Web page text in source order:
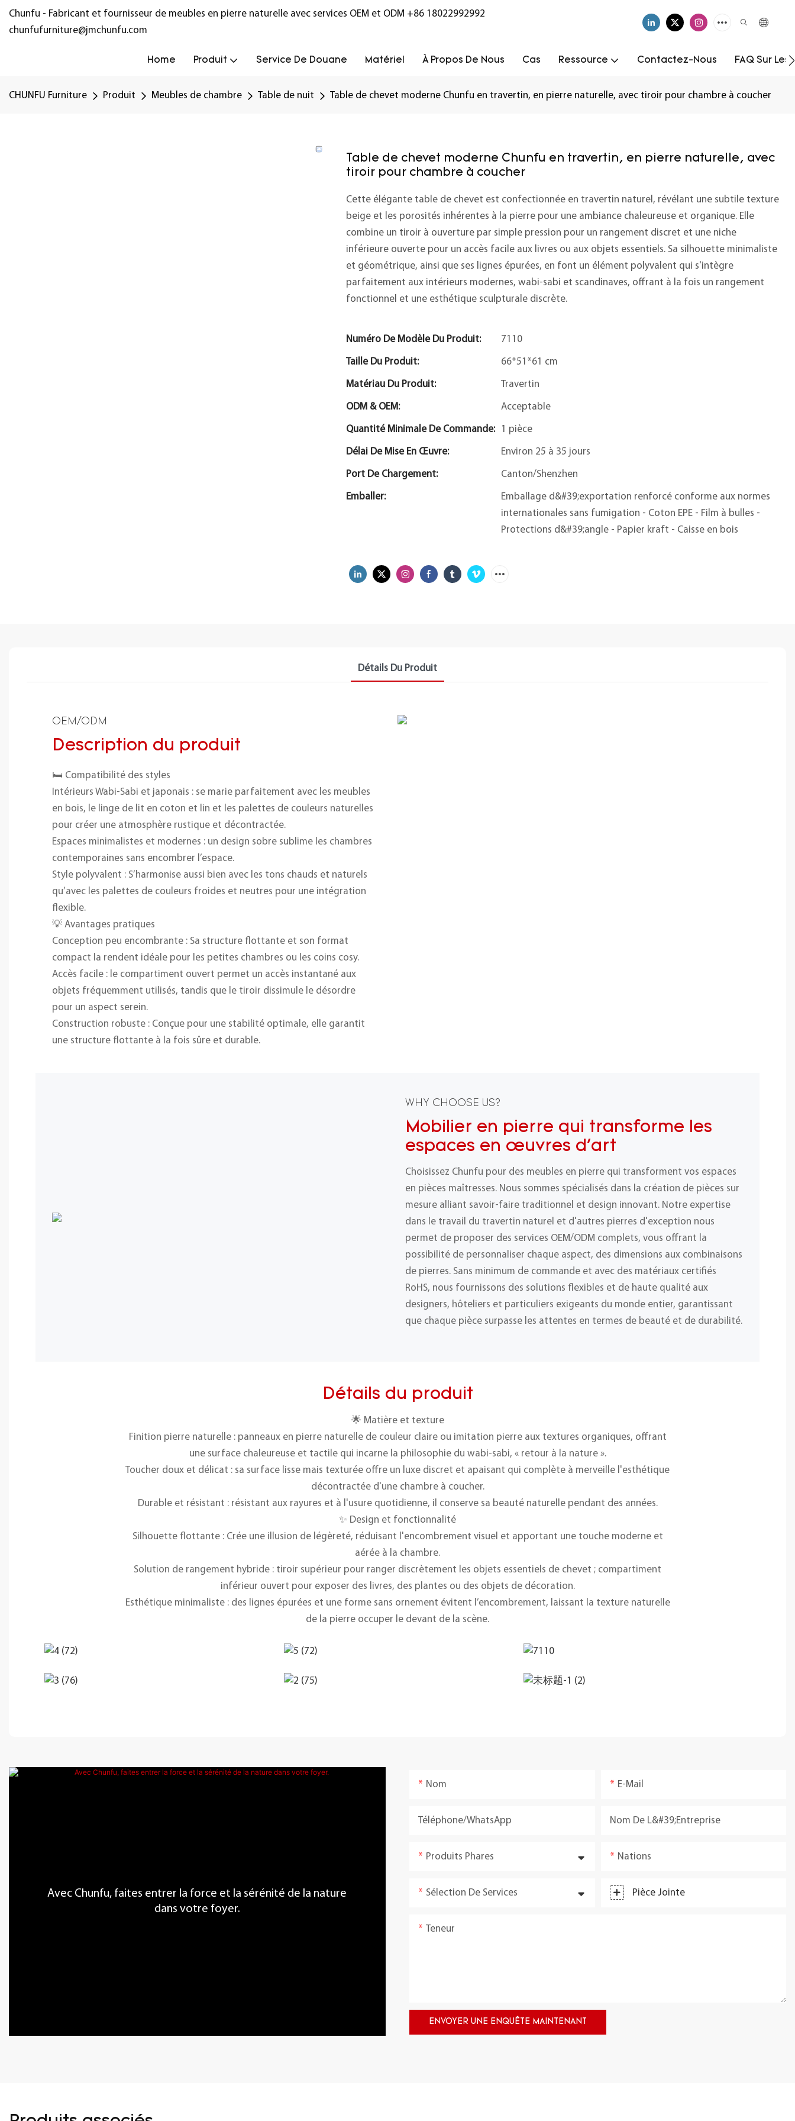
Chunfu - Fabricant et fournisseur de meubles en pierre naturelle avec services OEM et ODM +86 18022992992
chunfufurniture@jmchunfu.com
Home Produit Service De Douane Matériel À Propos De Nous Cas Ressource Contactez-Nous FAQ Sur
CHUNFU Furniture Produit Meubles de chambre Table de nuit Table de chevet moderne Chunfu en travertin, en pierre naturelle, avec tiroir pour chambre à coucher
Table de chevet moderne Chunfu en travertin, en pierre naturelle, avec
tiroir pour chambre à coucher
Cette élégante table de chevet est confectionnée en travertin naturel, révélant une subtile texture
beige et les porosités inhérentes à la pierre pour une ambiance chaleureuse et organique. Elle
combine un tiroir à ouverture par simple pression pour un rangement discret et une niche
inférieure ouverte pour un accès facile aux livres ou aux objets essentiels. Sa silhouette minimaliste
et géométrique, ainsi que ses lignes épurées, en font un élément polyvalent qui s'intègre
parfaitement aux intérieurs modernes, wabi-sabi et scandinaves, offrant à la fois un rangement
fonctionnel et une esthétique sculpturale discrète.
Numéro De Modèle Du Produit: 7110
Taille Du Produit: 66*51*61 cm
Matériau Du Produit: Travertin
ODM & OEM: Acceptable
Quantité Minimale De Commande: 1 pièce
Délai De Mise En Œuvre: Environ 25 à 35 jours
Port De Chargement: Canton/Shenzhen
Emballer:
Emballage d&#39;exportation renforcé conforme aux normes
internationales sans fumigation - Coton EPE - Film à bulles -
Protections d&#39;angle - Papier kraft - Caisse en bois
Détails Du Produit
OEM/ODM
Description du produit
🛏️ Compatibilité des styles
Intérieurs Wabi-Sabi et japonais : se marie parfaitement avec les meubles
en bois, le linge de lit en coton et lin et les palettes de couleurs naturelles
pour créer une atmosphère rustique et décontractée.
Espaces minimalistes et modernes : un design sobre sublime les chambres
contemporaines sans encombrer l’espace.
Style polyvalent : S’harmonise aussi bien avec les tons chauds et naturels
qu’avec les palettes de couleurs froides et neutres pour une intégration
flexible.
💡 Avantages pratiques
Conception peu encombrante : Sa structure flottante et son format
compact la rendent idéale pour les petites chambres ou les coins cosy.
Accès facile : le compartiment ouvert permet un accès instantané aux
objets fréquemment utilisés, tandis que le tiroir dissimule le désordre
pour un aspect serein.
Construction robuste : Conçue pour une stabilité optimale, elle garantit
une structure flottante à la fois sûre et durable.
WHY CHOOSE US?
Mobilier en pierre qui transforme les
espaces en œuvres d'art
Choisissez Chunfu pour des meubles en pierre qui transforment vos espaces
en pièces maîtresses. Nous sommes spécialisés dans la création de pièces sur
mesure alliant savoir-faire traditionnel et design innovant. Notre expertise
dans le travail du travertin naturel et d'autres pierres d'exception nous
permet de proposer des services OEM/ODM complets, vous offrant la
possibilité de personnaliser chaque aspect, des dimensions aux combinaisons
de pierres. Sans minimum de commande et avec des matériaux certifiés
RoHS, nous fournissons des solutions flexibles et de haute qualité aux
designers, hôteliers et particuliers exigeants du monde entier, garantissant
que chaque pièce surpasse les attentes en termes de beauté et de durabilité.
Détails du produit
🌟 Matière et texture
Finition pierre naturelle : panneaux en pierre naturelle de couleur claire ou imitation pierre aux textures organiques, offrant
une surface chaleureuse et tactile qui incarne la philosophie du wabi-sabi, « retour à la nature ».
Toucher doux et délicat : sa surface lisse mais texturée offre un luxe discret et apaisant qui complète à merveille l'esthétique
décontractée d'une chambre à coucher.
Durable et résistant : résistant aux rayures et à l'usure quotidienne, il conserve sa beauté naturelle pendant des années.
✨ Design et fonctionnalité
Silhouette flottante : Crée une illusion de légèreté, réduisant l'encombrement visuel et apportant une touche moderne et
aérée à la chambre.
Solution de rangement hybride : tiroir supérieur pour ranger discrètement les objets essentiels de chevet ; compartiment
inférieur ouvert pour exposer des livres, des plantes ou des objets de décoration.
Esthétique minimaliste : des lignes épurées et une forme sans ornement évitent l’encombrement, laissant la texture naturelle
de la pierre occuper le devant de la scène.
Avec Chunfu, faites entrer la force et la sérénité de la nature
dans votre foyer.
Nom E-Mail
Téléphone/WhatsApp Nom De L&#39;entreprise
Produits Phares Nations
Sélection De Services Pièce Jointe
Teneur
ENVOYER UNE ENQUÊTE MAINTENANT